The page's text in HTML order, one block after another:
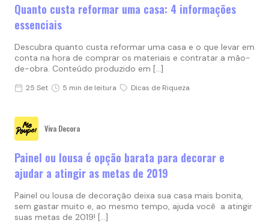
Quanto custa reformar uma casa: 4 informações
essenciais
Descubra quanto custa reformar uma casa e o que levar em
conta na hora de comprar os materiais e contratar a mão-
de-obra. Conteúdo produzido em […]
25 Set 5 min de leitura Dicas de Riqueza
Viva Decora
Painel ou lousa é opção barata para decorar e
ajudar a atingir as metas de 2019
Painel ou lousa de decoração deixa sua casa mais bonita,
sem gastar muito e, ao mesmo tempo, ajuda você a atingir
suas metas de 2019! […]